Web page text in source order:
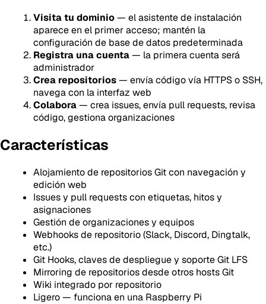
Visita tu dominio— el asistente de instalación
aparece en el primer acceso; mantén la
configuración de base de datos predeterminada
Registra una cuenta— la primera cuenta será
administrador
Crea repositorios— envía código vía HTTPS o SSH,
navega con la interfaz web
Colabora— crea issues, envía pull requests, revisa
código, gestiona organizaciones
Características
Alojamiento de repositorios Git con navegación y
edición web
Issues y pull requests con etiquetas, hitos y
asignaciones
Gestión de organizaciones y equipos
Webhooks de repositorio (Slack, Discord, Dingtalk,
etc.)
Git Hooks, claves de despliegue y soporte Git LFS
Mirroring de repositorios desde otros hosts Git
Wiki integrado por repositorio
Ligero — funciona en una Raspberry Pi